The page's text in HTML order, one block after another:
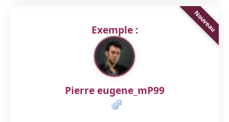
Exemple :
Pierre eugene_mP99